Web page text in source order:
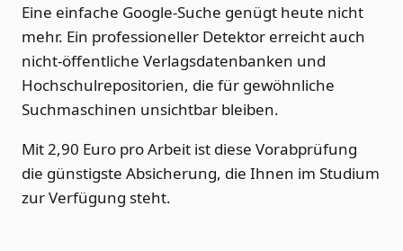
Eine einfache Google-Suche genügt heute nicht
mehr. Ein professioneller Detektor erreicht auch
nicht-öffentliche Verlagsdatenbanken und
Hochschulrepositorien, die für gewöhnliche
Suchmaschinen unsichtbar bleiben.
Mit 2,90 Euro pro Arbeit ist diese Vorabprüfung
die günstigste Absicherung, die Ihnen im Studium
zur Verfügung steht.